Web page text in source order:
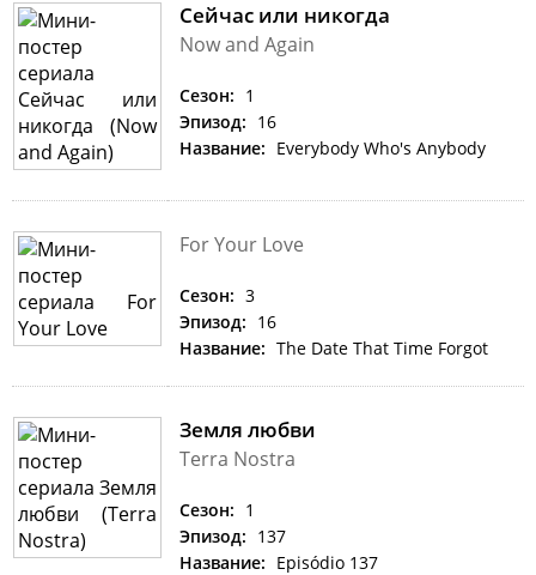
Сейчас или никогда
Now and Again
Сезон: 1
Эпизод: 16
Название: Everybody Who's Anybody
For Your Love
Сезон: 3
Эпизод: 16
Название: The Date That Time Forgot
Земля любви
Terra Nostra
Сезон: 1
Эпизод: 137
Название: Episódio 137